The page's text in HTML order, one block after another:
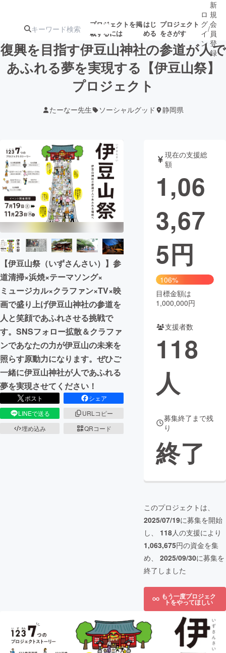
プロジェクトを掲
載するには
はじ
める
プロジェクト
をさがす
注目の新着プロ募集終了が近いプ
テクノロジー・ガジェット
映像・映画 書籍・雑誌
ビジネス・起業 チャレンジ
まちづくり・地域活性化
CAMPFIRE for Social Good
CAMPFIRE Creation
CAMPFIREふるさと納税machi-ya コミュニティ
ロ
グ
イ
ン
/
新
規
会
員
登
録
復興を目指す伊豆山神社の参道が人で
あふれる夢を実現する【伊豆山祭】
プロジェクト
たーなー先生 ソーシャルグッド 静岡県
【伊豆山祭（いずさんさい）】参
道清掃×浜焼×テーマソング×
ミュージカル×クラファン×TV×映
画で盛り上げ伊豆山神社の参道を
人と笑顔であふれさせる挑戦で
す。SNSフォロー拡散＆クラファ
ンであなたの力が伊豆山の未来を
照らす原動力になります。ぜひご
一緒に伊豆山神社が人であふれる
夢を実現させてください！
ポスト
シェア
LINEで送る
URLコピー
埋め込み
QRコード
現在の支援総
額
1,06
3,67
5円
106%
目標金額は
1,000,000円
支援者数
118
人
募集終了まで残
り
終了
このプロジェクトは、
2025/07/19に募集を開始
し、 118人の支援により
1,063,675円の資金を集
め、 2025/09/30に募集を
終了しました
もう一度プロジェク
トをやってほしい